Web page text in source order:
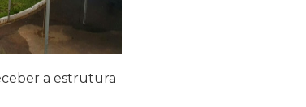
a estrutura